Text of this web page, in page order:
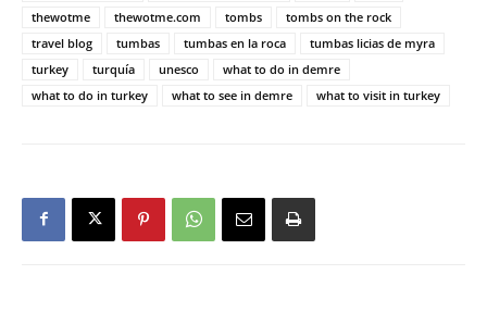
thewotme
thewotme.com tombs
tombs on the rock
travel blog
tumbas tumbas en la roca
tumbas licias de myra
turkey
turquía unesco
what to do in demre
what to do in turkey
what to see in demre what to visit in turkey